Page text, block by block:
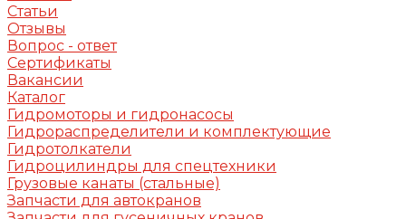
Статьи
Отзывы
Вопрос - ответ
Сертификаты
Вакансии
Каталог
Гидромоторы и гидронасосы
Гидрораспределители и комплектующие
Гидротолкатели
Гидроцилиндры для спецтехники
Грузовые канаты (стальные)
Запчасти для автокранов